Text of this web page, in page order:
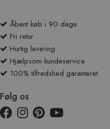
Åbent køb i 90 dage
Fri retur
Hurtig levering
Hjælpsom kundeservice
100% tilfredshed garanteret
Følg os